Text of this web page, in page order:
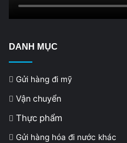
DANH MỤC
Gửi hàng đi mỹ
Vận chuyển
Thực phẩm
Gửi hàng hóa đi nước khác